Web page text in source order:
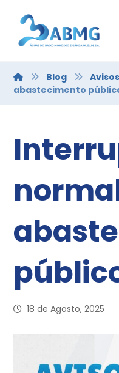
Blog Avisos
abastecimento
18 de Agosto, 2025